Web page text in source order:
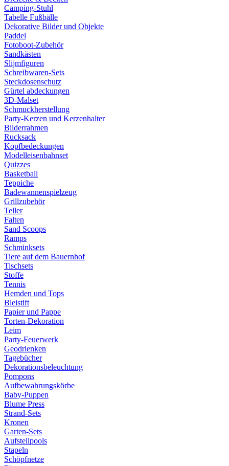
Camping-Stuhl
Tabelle Fußbälle
Dekorative Bilder und Objekte
Paddel
Fotoboot-Zubehör
Sandkästen
Slijmfiguren
Schreibwaren-Sets
Steckdosenschutz
Gürtel abdeckungen
3D-Malset
Schmuckherstellung
Party-Kerzen und Kerzenhalter
Bilderrahmen
Rucksack
Kopfbedeckungen
Modelleisenbahnset
Quizzes
Basketball
Teppiche
Badewannenspielzeug
Grillzubehör
Teller
Falten
Sand Scoops
Ramps
Schminksets
Tiere auf dem Bauernhof
Tischsets
Stoffe
Tennis
Hemden und Tops
Bleistift
Papier und Pappe
Torten-Dekoration
Leim
Party-Feuerwerk
Geodrienken
Tagebücher
Dekorationsbeleuchtung
Pompons
Aufbewahrungskörbe
Baby-Puppen
Blume Press
Strand-Sets
Kronen
Garten-Sets
Aufstellpools
Stapeln
Schöpfnetze